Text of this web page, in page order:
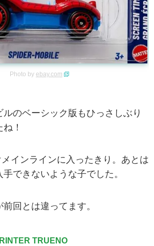
Photo by ebay.com
ルのベーシック版もひっさしぶり
！
インラインに入ったきり。あとは
できないような子でした。
回とは違ってます。
TRUENO